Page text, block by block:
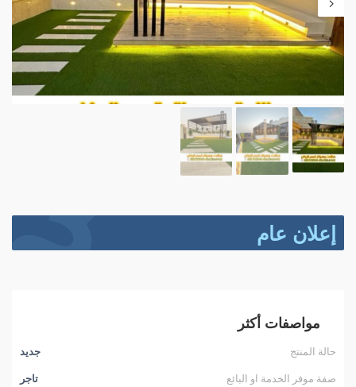
إعلان عام
مواصفات أكثر
حالة المنتج
جديد
صفة موفر الخدمة او البائع
تاجر